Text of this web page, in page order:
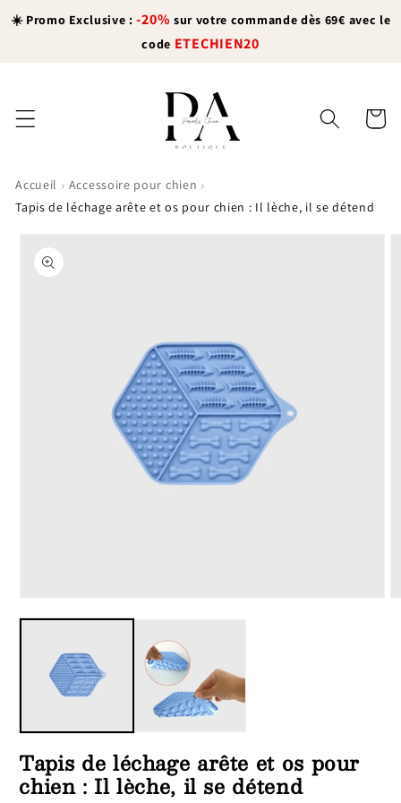
passer
☀️ Promo Exclusive :-20% sur votre commande dès 69€ avec le
code ETECHIEN20
Panier
Accueil › Accessoire pour chien ›
Tapis de léchage arête et os pour chien : Il lèche, il se détend
informations
produits
le
fenêtre
Tapis de léchage arête et os pour
chien : Il lèche, il se détend